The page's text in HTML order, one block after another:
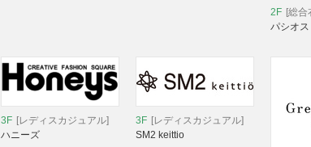
2F [総合
パシオス
3F [レディスカジュアル]
ハニーズ
3F [レディスカジュアル]
SM2 keittio